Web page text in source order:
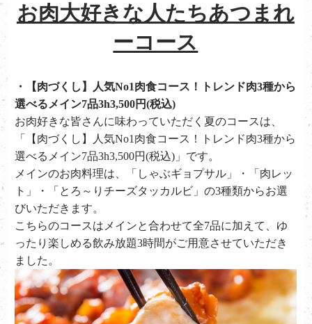
お肉大好きな人たちあつまれ
ーコース
・【肉づくし】人気No1肉食コース！トレンド肉3種から
選べるメイン7品3h3,500円(税込)
お肉好きな皆さんに味わっていただく夏のコースは、
「【肉づくし】人気No1肉食コース！トレンド肉3種から
選べるメイン7品3h3,500円(税込)」です。
メインのお肉料理は、「しゃぶギョプサル」・「肉レッ
ト」・「とろ～りチーズタッカルビ」の3種類からお選
びいただきます。
こちらのコースはメインと合わせて全7品に加えて、ゆ
ったり楽しめる飲み放題3時間がご用意させていただき
ました。